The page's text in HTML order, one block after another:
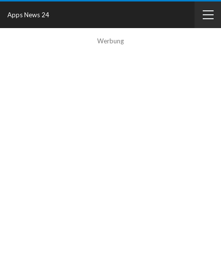
Werbung
Apps News 24